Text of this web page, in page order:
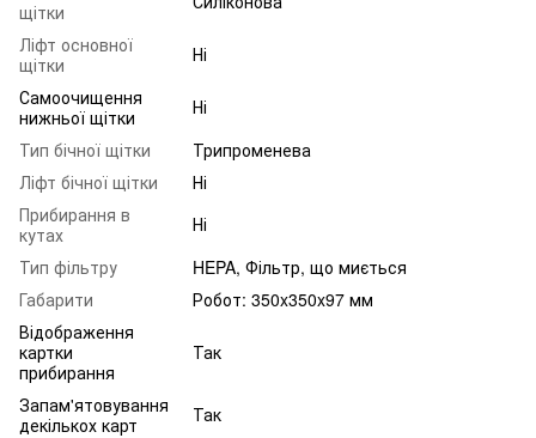
щітки
Ліфт основної
щітки
Ні
Самоочищення
нижньої щітки
Ні
Тип бічної щітки
Трипроменева
Ліфт бічної щітки
Ні
Прибирання в
кутах
Ні
Тип фільтру
HEPA, Фільтр, що миється
Габарити
Робот: 350x350x97 мм
Відображення
картки
прибирання
Так
Запам'ятовування
декількох карт
Так